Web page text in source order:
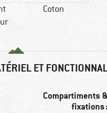
Coton
ET
Compartiments
fixations :